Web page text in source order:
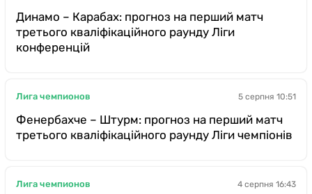
Динамо – Карабах: прогноз на перший матч
третього кваліфікаційного раунду Ліги
конференцій
Лига чемпионов 5 серпня 10:51
Фенербахче – Штурм: прогноз на перший матч
третього кваліфікаційного раунду Ліги чемпіонів
Лига чемпионов 4 серпня 16:43